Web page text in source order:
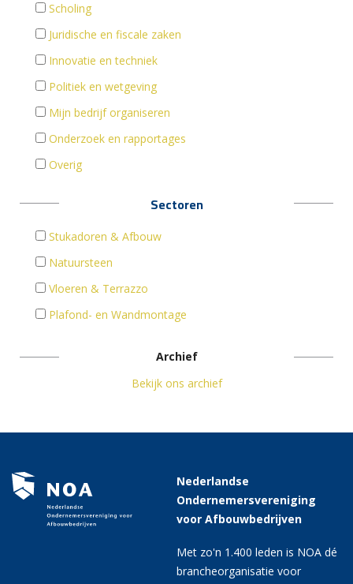
Scholing
Juridische en fiscale zaken
Innovatie en techniek
Politiek en wetgeving
Mijn bedrijf organiseren
Onderzoek en rapportages
Overig
Sectoren
Stukadoren & Afbouw
Natuursteen
Vloeren & Terrazzo
Plafond- en Wandmontage
Archief
Bekijk ons archief
Nederlandse
Ondernemersvereniging
voor Afbouwbedrijven
Met zo'n 1.400 leden is NOA dé
brancheorganisatie voor